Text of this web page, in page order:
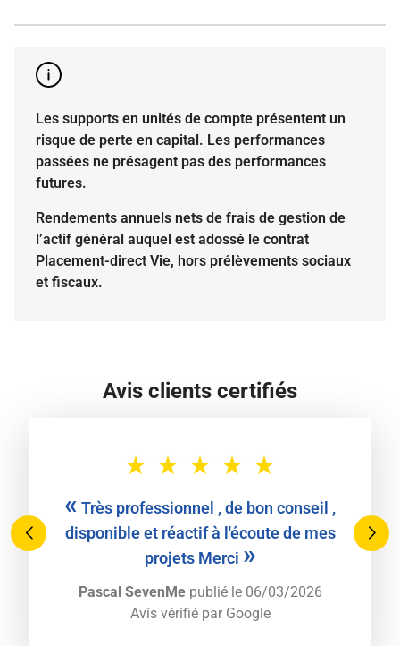
Les supports en unités de compte présentent un
risque de perte en capital. Les performances
passées ne présagent pas des performances
futures.
Rendements annuels nets de frais de gestion de
l’actif général auquel est adossé le contrat
Placement-direct Vie, hors prélèvements sociaux
et fiscaux.
Avis clients certifiés
« Très professionnel , de bon conseil ,
disponible et réactif à l'écoute de mes
projets Merci »
Pascal SevenMepublié le 06/03/2026
Avis vérifié par Google